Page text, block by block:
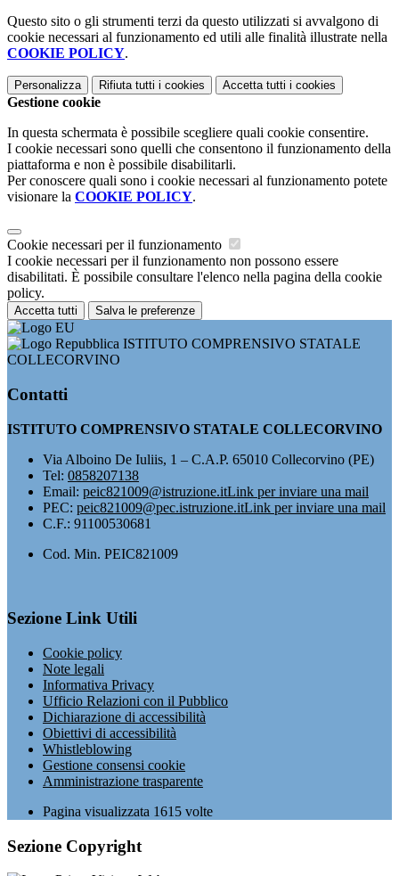
Questo sito o gli strumenti terzi da questo utilizzati si avvalgono di
cookie necessari al funzionamento ed utili alle finalità illustrate nella
COOKIE POLICY.
Personalizza Rifiuta tutti i cookies Accetta tutti i cookies
Gestione cookie
In questa schermata è possibile scegliere quali cookie consentire.
I cookie necessari sono quelli che consentono il funzionamento della
piattaforma e non è possibile disabilitarli.
Per conoscere quali sono i cookie necessari al funzionamento potete
visionare la COOKIE POLICY.
Cookie necessari per il funzionamento
I cookie necessari per il funzionamento non possono essere
disabilitati. È possibile consultare l'elenco nella pagina della cookie
policy.
Accetta tutti Salva le preferenze
ISTITUTO COMPRENSIVO STATALE
COLLECORVINO
Contatti
ISTITUTO COMPRENSIVO STATALE COLLECORVINO
Via Alboino De Iuliis, 1 – C.A.P. 65010 Collecorvino (PE)
Tel: 0858207138
Email: peic821009@istruzione.itLink per inviare una mail
PEC: peic821009@pec.istruzione.itLink per inviare una mail
C.F.: 91100530681
Cod. Min. PEIC821009
Sezione Link Utili
Cookie policy
Note legali
Informativa Privacy
Ufficio Relazioni con il Pubblico
Dichiarazione di accessibilità
Obiettivi di accessibilità
Whistleblowing
Gestione consensi cookie
Amministrazione trasparente
Pagina visualizzata 1615 volte
Sezione Copyright